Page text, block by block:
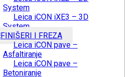
System
Leica iCON iXE3 – 3D
System
FINIŠERI I FREZA
Leica iCON pave –
Asfaltiranje
Leica iCON pave –
Betoniranje